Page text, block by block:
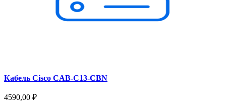
Кабель Cisco CAB-C13-CBN
4590,00 ₽